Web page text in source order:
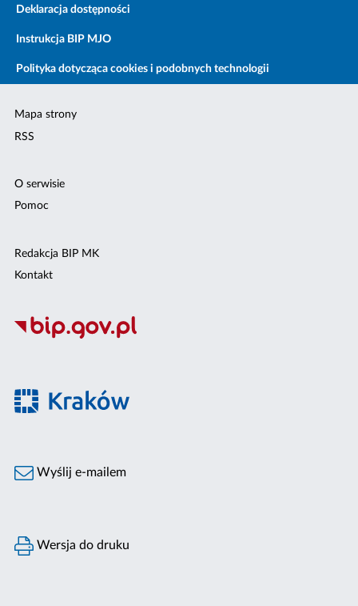
Deklaracja dostępności
Instrukcja BIP MJO
Polityka dotycząca cookies i podobnych technologii
Mapa strony
RSS
O serwisie
Pomoc
Redakcja BIP MK
Kontakt
Wyślij e-mailem
Wersja do druku